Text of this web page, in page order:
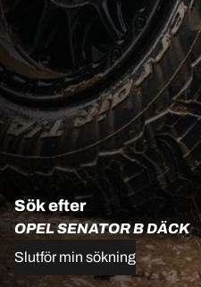
Sök efter
OPEL SENATOR B DÄCK
Slutför min sökning